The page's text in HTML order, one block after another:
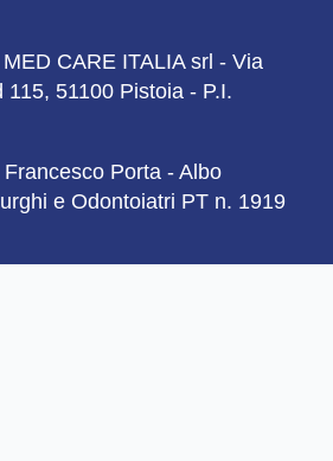
CARE ITALIA srl - Via
115, 51100 Pistoia - P.I.
Porta - Albo
e Odontoiatri PT n. 1919